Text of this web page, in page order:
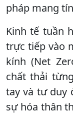
pháp mang
Kinh tế tuần
trực tiếp vào
kính (Net
chất thải
tay và tư duy
sự hóa thân